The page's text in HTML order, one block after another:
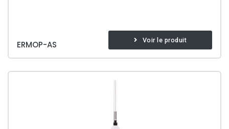
ERMOP-AS Voir le produit